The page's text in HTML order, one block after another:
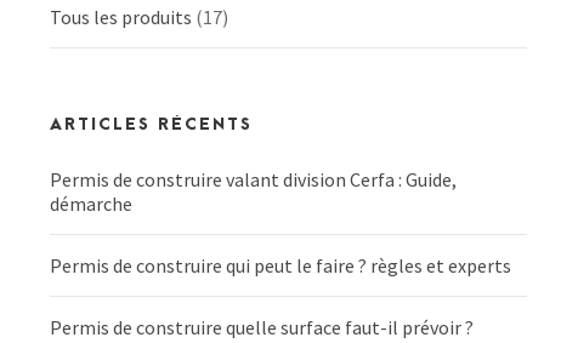
Tous les produits (17)
ARTICLES RÉCENTS
Permis de construire valant division Cerfa : Guide,
démarche
Permis de construire qui peut le faire ? règles et experts
Permis de construire quelle surface faut-il prévoir ?